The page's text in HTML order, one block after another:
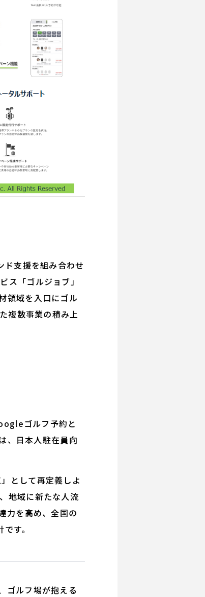
支援を組み合わせ
ス「ゴルジョブ」
領域を入口にゴル
複数事業の積み上
ゴルフ予約と
、日本人駐在員向
として再定義しよ
地域に新たな人流
力を高め、全国の
す。
ゴルフ場が抱える